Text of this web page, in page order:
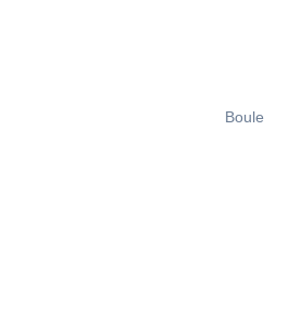
Boule